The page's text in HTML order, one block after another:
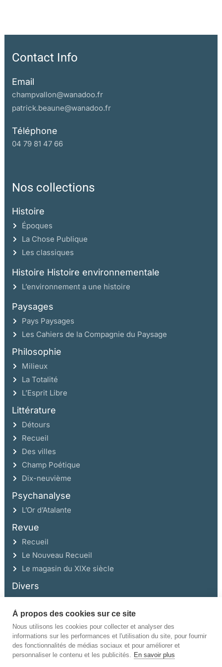
Contact Info
Email
champvallon@wanadoo.fr
patrick.beaune@wanadoo.fr
Téléphone
04 79 81 47 66
Nos collections
Histoire
Époques
La Chose Publique
Les classiques
Histoire Histoire environnementale
L’environnement a une histoire
Paysages
Pays Paysages
Les Cahiers de la Compagnie du Paysage
Philosophie
Milieux
La Totalité
L’Esprit Libre
Littérature
Détours
Recueil
Des villes
Champ Poétique
Dix-neuvième
Psychanalyse
L’Or d’Atalante
Revue
Recueil
Le Nouveau Recueil
Le magasin du XIXe siècle
Divers
Ce site a été réalisé avec l’aide de la Région Auvergne Rhône-Alpes et de la
Drac Rhône-Alpes.
À propos des cookies sur ce site
Nous utilisons les cookies pour collecter et analyser des
informations sur les performances et l'utilisation du site, pour fournir
des fonctionnalités de médias sociaux et pour améliorer et
personnaliser le contenu et les publicités. En savoir plus